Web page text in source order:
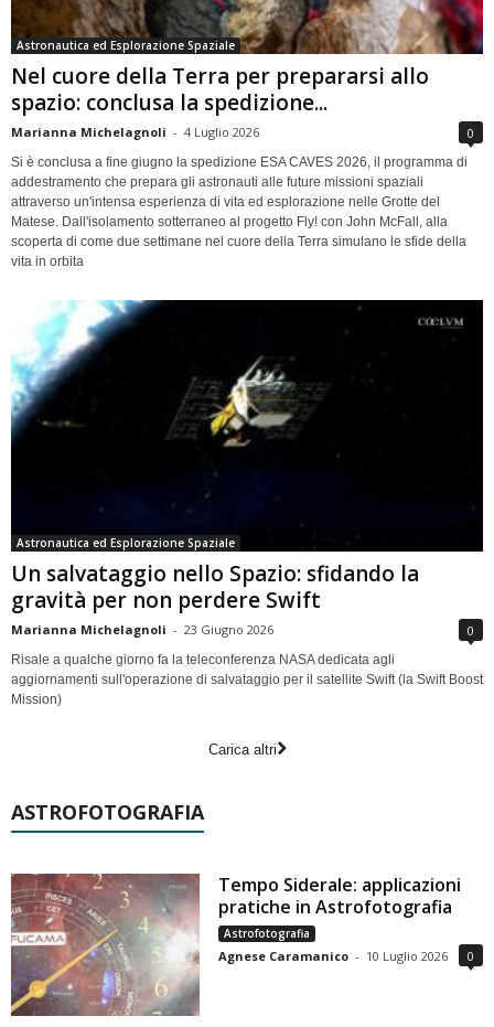
Astronautica ed Esplorazione Spaziale
Nel cuore della Terra per prepararsi allo
spazio: conclusa la spedizione...
Marianna Michelagnoli - 4 Luglio 2026 0
Si è conclusa a fine giugno la spedizione ESA CAVES 2026, il programma di
addestramento che prepara gli astronauti alle future missioni spaziali
attraverso un'intensa esperienza di vita ed esplorazione nelle Grotte del
Matese. Dall'isolamento sotterraneo al progetto Fly! con John McFall, alla
scoperta di come due settimane nel cuore della Terra simulano le sfide della
vita in orbita
Astronautica ed Esplorazione Spaziale
Un salvataggio nello Spazio: sfidando la
gravità per non perdere Swift
Marianna Michelagnoli - 23 Giugno 2026 0
Risale a qualche giorno fa la teleconferenza NASA dedicata agli
aggiornamenti sull'operazione di salvataggio per il satellite Swift (la Swift Boost
Mission)
Carica altri
ASTROFOTOGRAFIA
Tempo Siderale: applicazioni
pratiche in Astrofotografia
Astrofotografia
Agnese Caramanico - 10 Luglio 2026 0